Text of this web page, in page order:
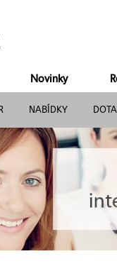
Novinky
NABÍDKY